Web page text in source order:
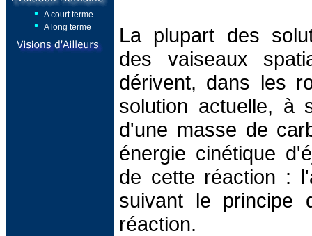
A court terme
A long terme
La plupart des
des vaiseaux
dérivent, dans les
solution actuelle, à
d'une masse de
énergie cinétique
de cette réaction :
suivant le principe
réaction.